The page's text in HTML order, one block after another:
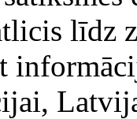
līdz